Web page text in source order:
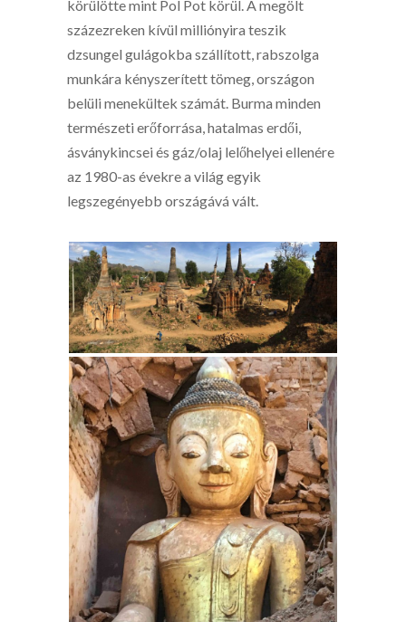
körülötte mint Pol Pot körül. A megölt
százezreken kívül milliónyira teszik
dzsungel gulágokba szállított, rabszolga
munkára kényszerített tömeg, országon
belüli menekültek számát. Burma minden
természeti erőforrása, hatalmas erdői,
ásványkincsei és gáz/olaj lelőhelyei ellenére
az 1980-as évekre a világ egyik
legszegényebb országává vált.